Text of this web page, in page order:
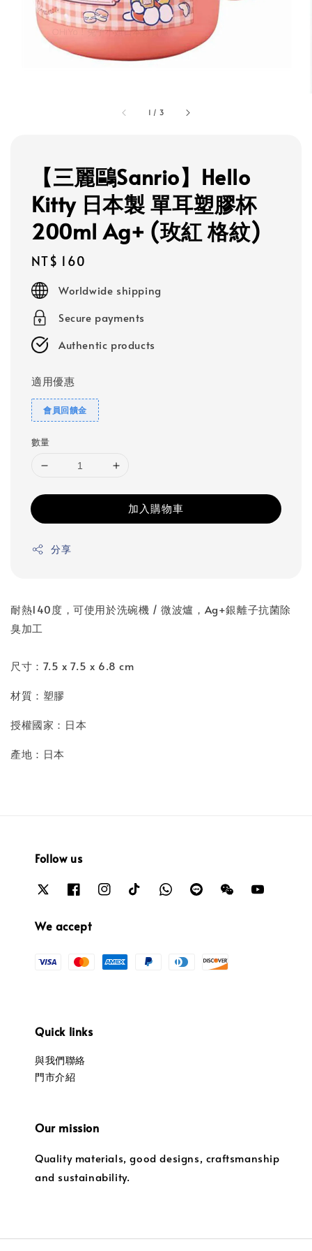
1 / 3
【三麗鷗Sanrio】Hello
Kitty 日本製 單耳塑膠杯
200ml Ag+ (玫紅 格紋)
Regular
price
NT$ 160
Worldwide shipping
Secure payments
Authentic products
適用優惠
會員回饋金
數量
加入購物車
分享
耐熱140度，可使用於洗碗機 / 微波爐，Ag+銀離子抗菌除
臭加工
尺寸：7.5 x 7.5 x 6.8 cm
材質：塑膠
授權國家：日本
產地：日本
Follow us
We accept
Quick links
與我們聯絡
門市介紹
Our mission
Quality materials, good designs, craftsmanship
and sustainability.